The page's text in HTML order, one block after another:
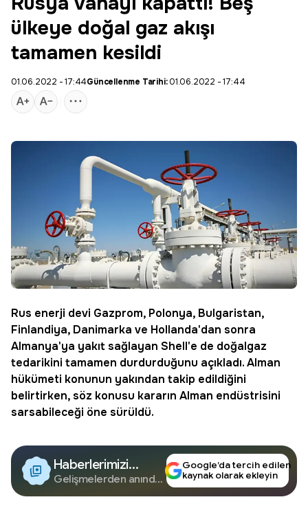
ülkeye doğal gaz akışı
tamamen kesildi
01.06.2022 - 17:44Güncellenme Tarihi:01.06.2022 - 17:44
Rus enerji devi Gazprom, Polonya, Bulgaristan,
Finlandiya, Danimarka ve Hollanda'dan sonra
Almanya'ya yakıt sağlayan Shell'e de doğalgaz
tedarikini tamamen durdurduğunu açıkladı. Alman
hükümeti konunun yakından takip edildiğini
belirtirken, söz konusu kararın Alman endüstrisini
sarsabileceği öne sürüldü.
Haberlerimizi
Google'da Takip
Edin
Gelişmelerden anında
Google’da tercih edilen
kaynak olarak ekleyin